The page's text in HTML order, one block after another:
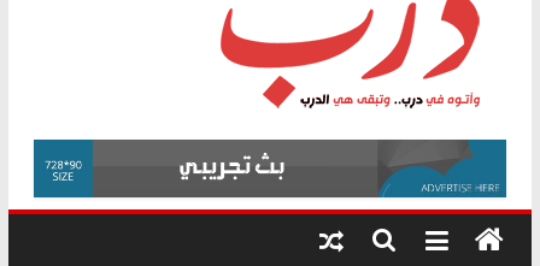
فرحات سليمان يكتب: القطاع الصحي إلى
أين؟
حزب التحالف الشعبي يطلق لجنة “الحق
في الصحة” بالإسكندرية لرصد الانتهاكات
ودعم المرضى
الوزاري لمدينة الصحفيين.. وانتهاء أعمال
إنشاء المبنى الإداري
المجلس القومي لحقوق الإنسان يعلن
متابعة قضية الدكتور محمد زهران.. ويؤكد:
قرينة البراءة وضمانات المحاكمة العادلة
درب
وأتوه
درب..
وتبقى
هي